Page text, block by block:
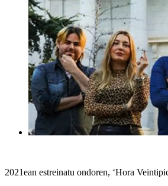
2021ean estreinatu ondoren, ‘Hora